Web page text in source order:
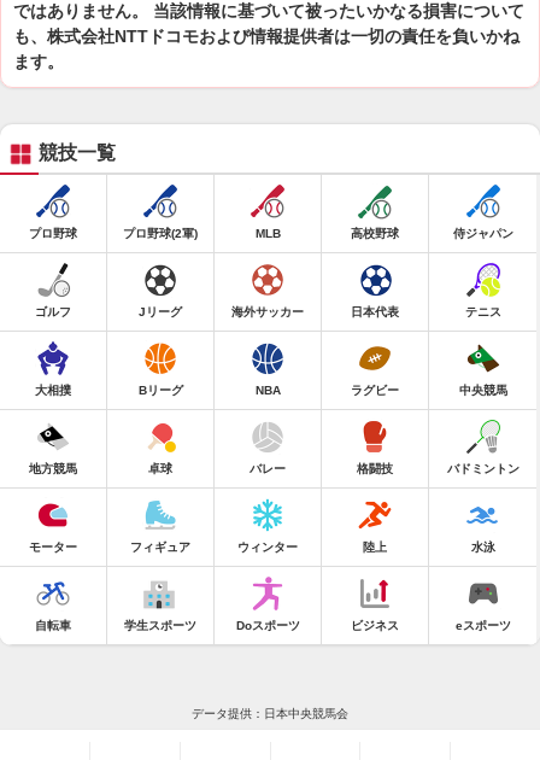
ではありません。 当該情報に基づいて被ったいかなる損害について
も、株式会社NTTドコモおよび情報提供者は一切の責任を負いかね
ます。
競技一覧
プロ野球 プロ野球(2軍) MLB 高校野球 侍ジャパン
ゴルフ Jリーグ 海外サッカー 日本代表 テニス
大相撲 Bリーグ NBA ラグビー 中央競馬
地方競馬 卓球 バレー 格闘技 バドミントン
モーター フィギュア ウィンター 陸上 水泳
自転車 学生スポーツ Doスポーツ ビジネス eスポーツ
データ提供：日本中央競馬会